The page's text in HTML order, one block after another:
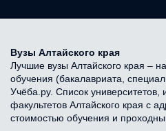
Вузы Алтайского края
Лучшие вузы Алтайского края –
обучения (бакалавриата,
Учёба.ру. Список университетов,
факультетов Алтайского края с
стоимостью обучения и